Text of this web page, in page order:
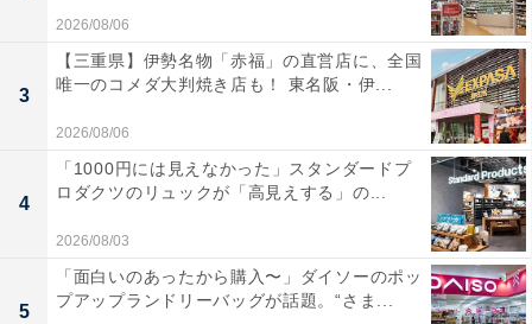
2026/08/06
3
【三重県】伊勢名物「赤福」の直営店に、全国
唯一のコメダ大判焼き店も！ 東名阪・伊...
2026/08/06
4
「1000円には見えなかった」スタンダードプ
ロダクツのリュックが「高見えする」の...
2026/08/03
5
「面白いのあったから購入〜」ダイソーのポッ
プアップランドリーバッグが話題。“さま...